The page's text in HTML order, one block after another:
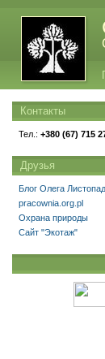
Контакты
Тел.: +380 (67) 715
Друзья
Блог Олега
pracownia.org.pl
Охрана природы
Сайт "Экотаж"